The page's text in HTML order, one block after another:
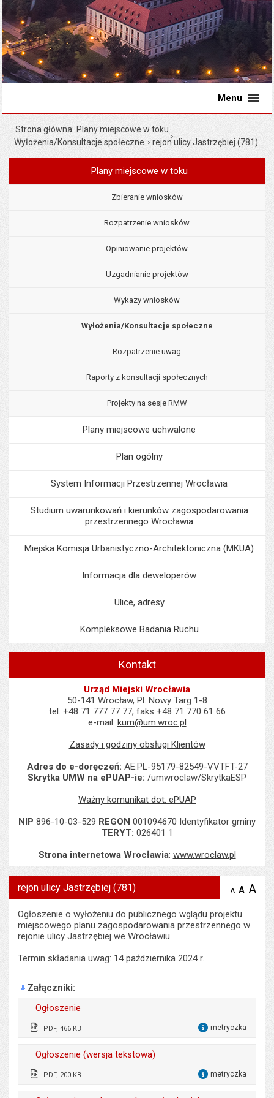
Menu
Strona główna Plany miejscowe w toku
Wyłożenia/Konsultacje społeczne
rejon ulicy Jastrzębiej (781)
Menu Planowanie przestrzenne
Plany miejscowe w toku
Zbieranie wniosków
Rozpatrzenie wniosków
Opiniowanie projektów
Uzgadnianie projektów
Wykazy wniosków
Wyłożenia/Konsultacje społeczne
Rozpatrzenie uwag
Raporty z konsultacji społecznych
Projekty na sesje RMW
Plany miejscowe uchwalone
Plan ogólny
System Informacji Przestrzennej Wrocławia
Studium uwarunkowań i kierunków zagospodarowania
przestrzennego Wrocławia
Miejska Komisja Urbanistyczno-Architektoniczna (MKUA)
Informacja dla deweloperów
Ulice, adresy
Kompleksowe Badania Ruchu
Kontakt
Urząd Miejski Wrocławia
50-141 Wrocław, Pl. Nowy Targ 1-8
tel. +48 71 777 77 77, faks +48 71 770 61 66
e-mail: kum@um.wroc.pl
Zasady i godziny obsługi Klientów
Adres do e-doręczeń: AE:PL-95179-82549-VVTFT-27
Skrytka UMW na ePUAP-ie: /umwroclaw/SkrytkaESP
Ważny komunikat dot. ePUAP
NIP 896-10-03-529 REGON 001094670 Identyfikator gminy
TERYT: 026401 1
Strona internetowa Wrocławia: www.wroclaw.pl
rejon ulicy Jastrzębiej (781) A zmniejsz
A A
Ogłoszenie o wyłożeniu do publicznego wglądu projektu
miejscowego planu zagospodarowania przestrzennego w
rejonie ulicy Jastrzębiej we Wrocławiu
Termin składania uwag: 14 października 2024 r.
Załączniki
Ogłoszenie
PDF, 466 KB metryczka
Wytworzył:
Michał Młyńczak
Data wytworzenia:
Ogłoszenie (wersja tekstowa)
PDF, 200 KB metryczka
Wytworzył:
Michał Młyńczak